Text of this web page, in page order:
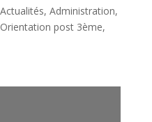
Actualités, Administration,
Orientation post 3ème,